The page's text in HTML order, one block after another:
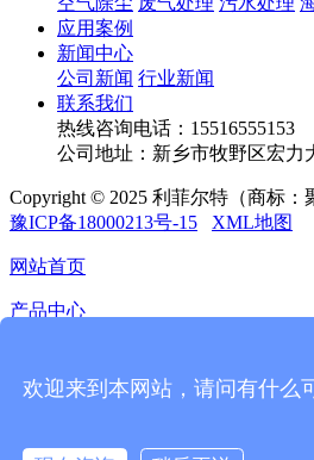
应用案例
新闻中心
公司新闻 行业新闻
联系我们
热线咨询电话： 15516555153
公司地址：新乡市牧野区宏力
Copyright © 2025 利菲尔特（商标
豫ICP备18000213号-15
XML地图
网站首页
产品中心
新闻中心
欢迎来到本网站，请问有什么